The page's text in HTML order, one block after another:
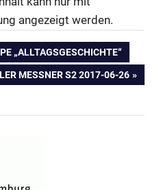
angezeigt werden.
„ALLTAGSGESCHICHTE“
MESSNER S2 2017-06-26